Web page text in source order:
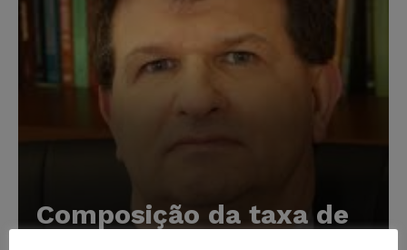
Composição da taxa de